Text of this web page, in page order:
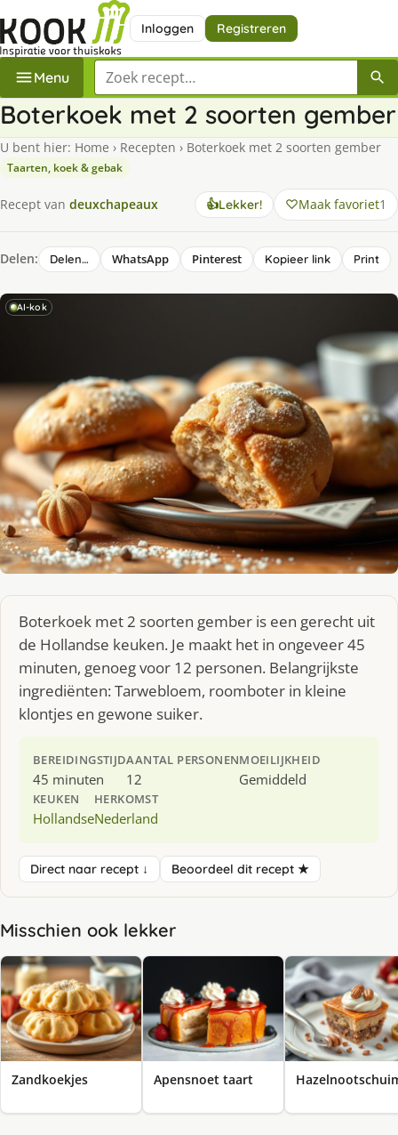
Inloggen Registreren
Menu Zoek een recept
Boterkoek met 2 soorten gember
U bent hier: Home › Recepten › Boterkoek met 2 soorten gember
Taarten, koek & gebak
Recept van deuxchapeaux 👍Lekker! Maak favoriet1
Delen: Delen… WhatsApp Pinterest Kopieer link Print
AI-kok
Boterkoek met 2 soorten gember is een gerecht uit
de Hollandse keuken. Je maakt het in ongeveer 45
minuten, genoeg voor 12 personen. Belangrijkste
ingrediënten: Tarwebloem, roomboter in kleine
klontjes en gewone suiker.
BEREIDINGSTIJD
45 minuten
AANTAL PERSONEN
12
MOEILIJKHEID
Gemiddeld
KEUKEN
Hollandse
HERKOMST
Nederland
Direct naar recept ↓ Beoordeel dit recept ★
Misschien ook lekker
Zandkoekjes Apensnoet taart